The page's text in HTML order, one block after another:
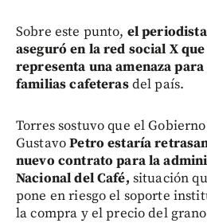
Sobre este punto, el
aseguró en la red social X
representa una amenaza para
familias cafeterasdel país.
Torres sostuvo que el
GustavoPetro estaría
nuevo contrato para la
Nacional del Café, situación
pone en riesgo el soporte
la compra y el precio del